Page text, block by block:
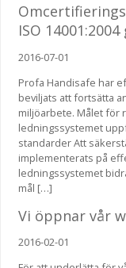
ISO
2016-07-01
Profa Handisafe har
beviljats att fortsätta
miljöarbete. Målet för
ledningssystemet
standarder Att
implementerats på
ledningssystemet
mål […]
Vi öppnar vår
2016-02-01